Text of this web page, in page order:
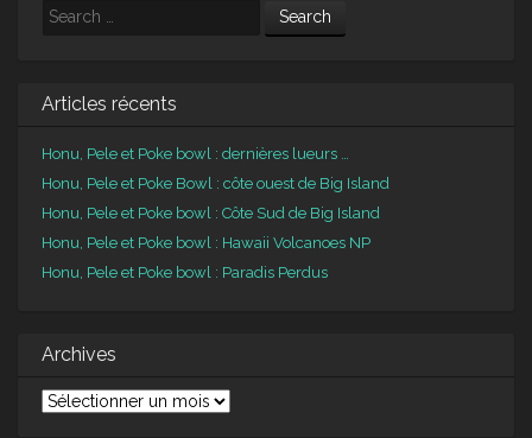
Search
Articles récents
Honu, Pele et Poke bowl : dernières lueurs …
Honu, Pele et Poke Bowl : côte ouest de Big Island
Honu, Pele et Poke bowl : Côte Sud de Big Island
Honu, Pele et Poke bowl : Hawaii Volcanoes NP
Honu, Pele et Poke bowl : Paradis Perdus
Archives
Archives